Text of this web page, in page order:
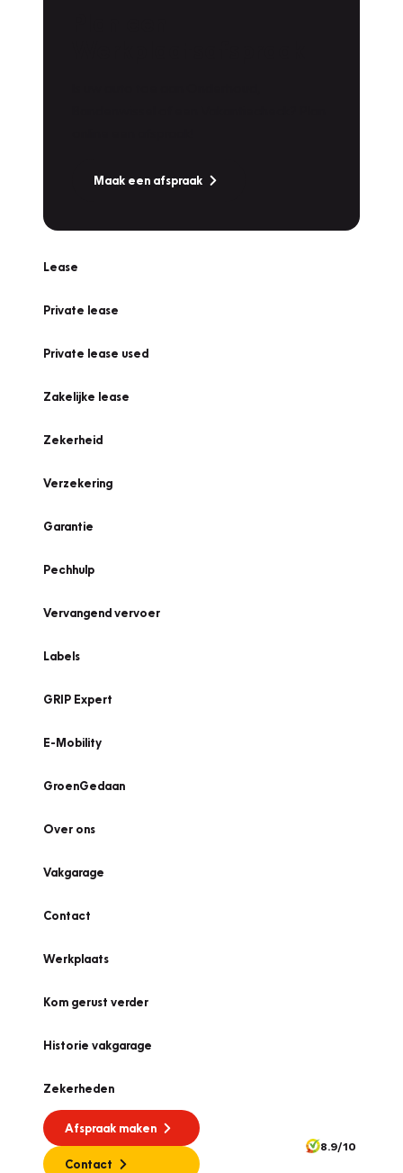
Maak een afspraak
Lease
Private lease
Private lease used
Zakelijke lease
Zekerheid
Verzekering
Garantie
Pechhulp
Vervangend vervoer
Labels
GRIP Expert
E-Mobility
GroenGedaan
Over ons
Vakgarage
Contact
Werkplaats
Kom gerust verder
Historie vakgarage
Zekerheden
Afspraak maken
Contact
8.9/10